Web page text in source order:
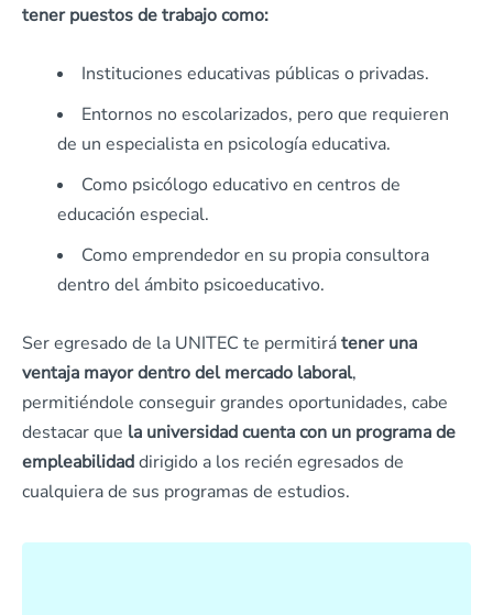
tener puestos de trabajo como:
Instituciones educativas públicas o privadas.
Entornos no escolarizados, pero que requieren
de un especialista en psicología educativa.
Como psicólogo educativo en centros de
educación especial.
Como emprendedor en su propia consultora
dentro del ámbito psicoeducativo.
Ser egresado de la UNITEC te permitirátener una
ventaja mayor dentro del mercado laboral,
permitiéndole conseguir grandes oportunidades, cabe
destacar que la universidad cuenta con un programa de
empleabilidaddirigido a los recién egresados de
cualquiera de sus programas de estudios.